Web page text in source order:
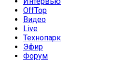
OffTop
Видео
Live
Технопарк
Эфир
Форум